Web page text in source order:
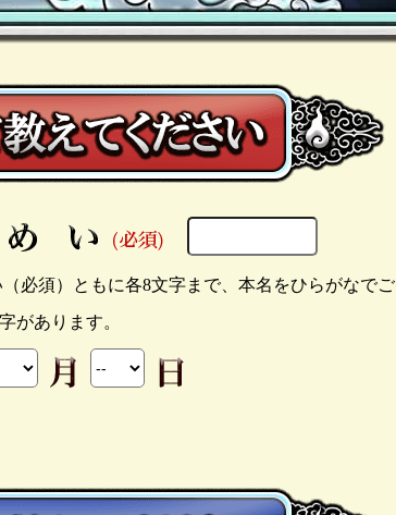
必須）ともに各8文字まで、本名をひらがなでご
があります。